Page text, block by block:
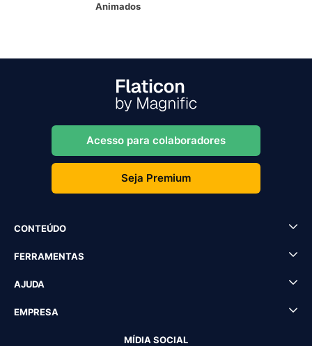
Animados
Acesso para colaboradores
Seja Premium
CONTEÚDO
FERRAMENTAS
AJUDA
EMPRESA
MÍDIA SOCIAL